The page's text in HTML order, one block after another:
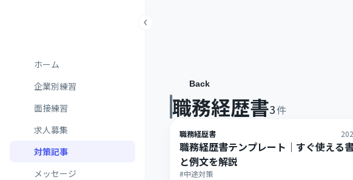
ホーム
企業別練習
面接練習
求人募集
対策記事
メッセージ
Back
職務経歴書3件
職務経歴書
職務経歴書テンプレート｜すぐ使える
と例文を解説
#中途対策